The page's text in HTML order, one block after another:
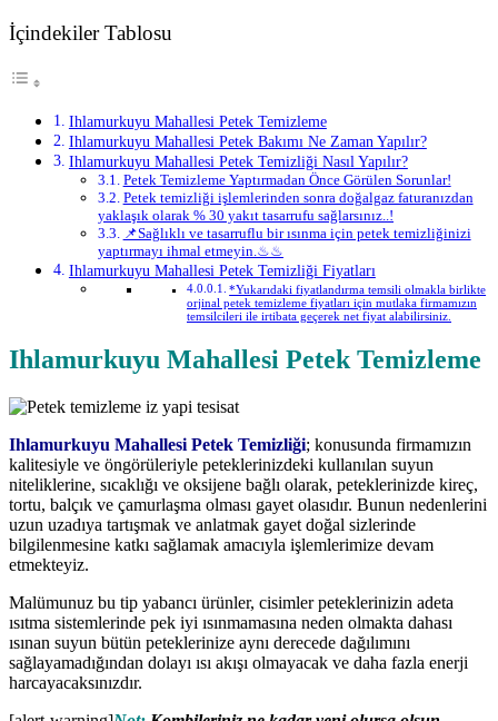
İçindekiler Tablosu
Ihlamurkuyu Mahallesi Petek Temizleme
Ihlamurkuyu Mahallesi Petek Bakımı Ne Zaman Yapılır?
Ihlamurkuyu Mahallesi Petek Temizliği Nasıl Yapılır?
Petek Temizleme Yaptırmadan Önce Görülen Sorunlar!
Petek temizliği işlemlerinden sonra doğalgaz faturanızdan
yaklaşık olarak % 30 yakıt tasarrufu sağlarsınız..!
📌Sağlıklı ve tasarruflu bir ısınma için petek temizliğinizi
yaptırmayı ihmal etmeyin.♨♨
Ihlamurkuyu Mahallesi Petek Temizliği Fiyatları
*Yukarıdaki fiyatlandırma temsili olmakla birlikte
orjinal petek temizleme fiyatları için mutlaka firmamızın
temsilcileri ile irtibata geçerek net fiyat alabilirsiniz.
Ihlamurkuyu Mahallesi Petek Temizleme
Ihlamurkuyu Mahallesi Petek Temizliği; konusunda firmamızın
kalitesiyle ve öngörüleriyle peteklerinizdeki kullanılan suyun
niteliklerine, sıcaklığı ve oksijene bağlı olarak, peteklerinizde kireç,
tortu, balçık ve çamurlaşma olması gayet olasıdır. Bunun nedenlerini
uzun uzadıya tartışmak ve anlatmak gayet doğal sizlerinde
bilgilenmesine katkı sağlamak amacıyla işlemlerimize devam
etmekteyiz.
Malümunuz bu tip yabancı ürünler, cisimler peteklerinizin adeta
ısıtma sistemlerinde pek iyi ısınmamasına neden olmakta dahası
ısınan suyun bütün peteklerinize aynı derecede dağılımını
sağlayamadığından dolayı ısı akışı olmayacak ve daha fazla enerji
harcayacaksınızdır.